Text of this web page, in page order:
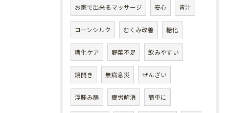
お家で出来るマッサージ 安心 青汁
コーンシルク むくみ改善 糖化
糖化ケア 野菜不足 飲みやすい
鏡開き 無病息災 ぜんざい
浮腫み腸 疲労解消 簡単に